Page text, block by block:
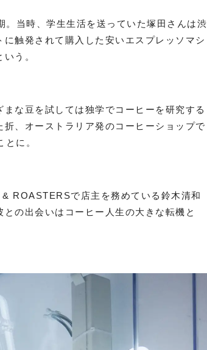
当時、学生生活を送っていた塚田さんは渋
触発されて購入した安いエスプレッソマシ
う。
な豆を試しては独学でコーヒーを研究する
、オーストラリア発のコーヒーショップで
に。
ROASTERSで店主を務めている鈴木清和
の出会いはコーヒー人生の大きな転機と